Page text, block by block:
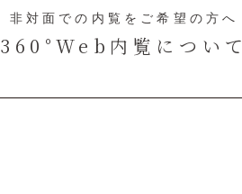
非対面での内覧をご希望の方へ
360°Web内覧について